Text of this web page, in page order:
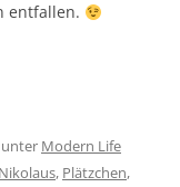
entfallen.
unter Modern Life
Nikolaus, Plätzchen,